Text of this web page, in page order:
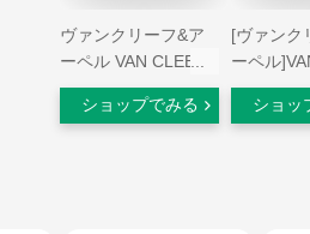
ヴァンクリーフ&ア
ーペル VAN CLEEF
ARPELS スウィート
アルハンブラ ブレス
ショップでみる
[ヴァンク
ーペル
ルーレッ
ショッ